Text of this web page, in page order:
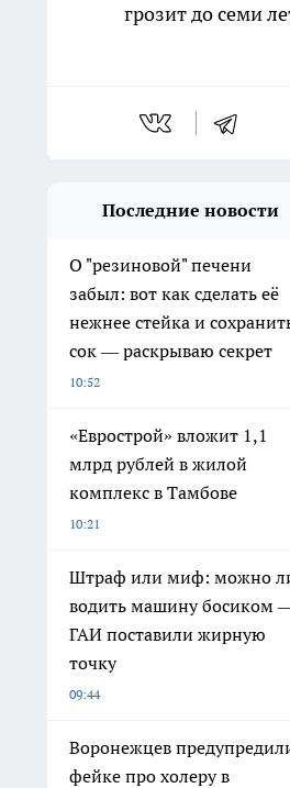
грозит до семи
Последние новости
О "резиновой" печени
забыл: вот как сделать её
нежнее стейка и
сок — раскрываю секрет
10:52
«Еврострой» вложит 1,1
млрд рублей в жилой
комплекс в Тамбове
10:21
Штраф или миф: можно
водить машину босиком
ГАИ поставили жирную
точку
09:44
Воронежцев
фейке про холеру в